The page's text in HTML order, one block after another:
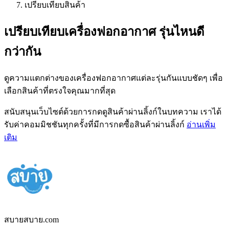
เปรียบเทียบสินค้า
เปรียบเทียบเครื่องฟอกอากาศ รุ่นไหนดี
กว่ากัน
ดูความแตกต่างของเครื่องฟอกอากาศแต่ละรุ่นกันแบบชัดๆ เพื่อ
เลือกสินค้าที่ตรงใจคุณมากที่สุด
สนับสนุนเว็บไซต์ด้วยการกดดูสินค้าผ่านลิ้งก์ในบทความ เราได้
รับค่าคอมมิชชันทุกครั้งที่มีการกดซื้อสินค้าผ่านลิ้งก์ อ่านเพิ่ม
เติม
สบายสบาย.com